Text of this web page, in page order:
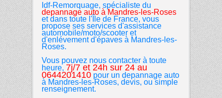
Idf-Remorquage, spécialiste du
depannage auto àMandres-les-Roses
et dans toute l'Île de France, vous
propose ses services d'assistance
automobile/moto/scooter et
d'enlévement d'épaves à Mandres-les-
Roses.
Vous pouvez nous contacter à toute
heure, 7j/7 et 24h sur 24 au
0644201410 pour un depannage auto
à Mandres-les-Roses, devis, ou simple
renseignement.